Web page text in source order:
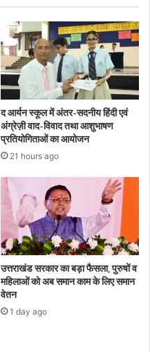
द आर्यन स्कूल में अंतर-सदनीय हिंदी एवं
अंग्रेज़ी वाद-विवाद तथा आशुभाषण
प्रतियोगिताओं का आयोजन
21 hours ago
उत्तराखंड सरकार का बड़ा फैसला, पुरुषों व
महिलाओं को अब समान काम के लिए समान
वेतन
1 day ago